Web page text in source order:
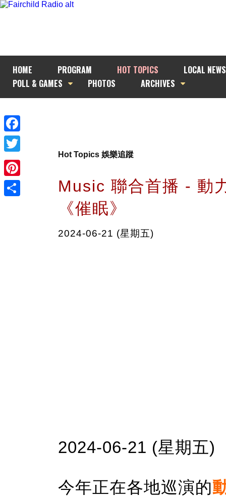
HOME PROGRAM HOT TOPICS
LOCAL NEWS
POLL & GAMES
PHOTOS ARCHIVES
Facebook
Twitter
Pinterest
Hot Topics 娛樂追蹤
Music 聯合首播 - 動
《催眠》
2024-06-21 (星期五)
2024-06-21 (星期五)
今年正在各地巡演的